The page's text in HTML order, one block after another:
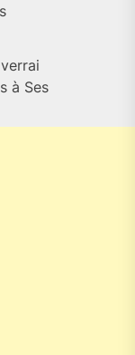
à Ses